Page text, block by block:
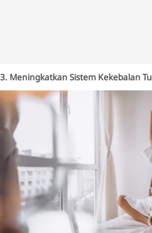
3. Meningkatkan Sistem Kekebalan